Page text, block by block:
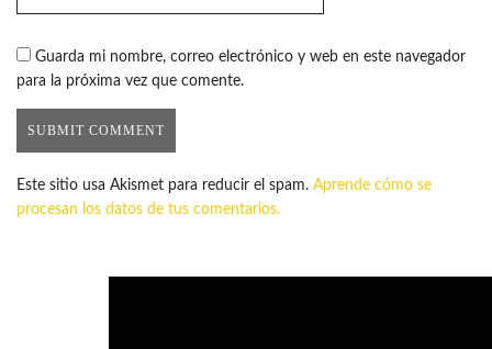
Guarda mi nombre, correo electrónico y web en este navegador
para la próxima vez que comente.
Este sitio usa Akismet para reducir el spam. Aprende cómo se
procesan los datos de tus comentarios.